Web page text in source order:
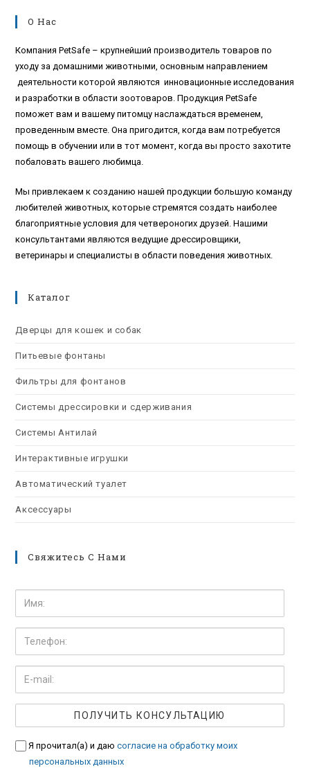
О Нас
Компания PetSafe – крупнейший производитель товаров по
уходу за домашними животными, основным направлением
деятельности которой являются инновационные исследования
и разработки в области зоотоваров. Продукция PetSafe
поможет вам и вашему питомцу наслаждаться временем,
проведенным вместе. Она пригодится, когда вам потребуется
помощь в обучении или в тот момент, когда вы просто захотите
побаловать вашего любимца.
Мы привлекаем к созданию нашей продукции большую команду
любителей животных, которые стремятся создать наиболее
благоприятные условия для четвероногих друзей. Нашими
консультантами являются ведущие дрессировщики,
ветеринары и специалисты в области поведения животных.
Каталог
Дверцы для кошек и собак
Питьевые фонтаны
Фильтры для фонтанов
Системы дрессировки и сдерживания
Системы Антилай
Интерактивные игрушки
Автоматический туалет
Аксессуары
Свяжитесь С Нами
Я прочитал(а) и даюсогласие на обработку моих
персональных данных